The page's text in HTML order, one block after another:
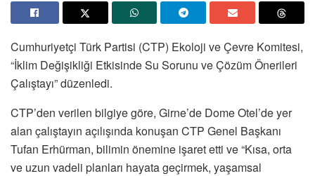
Cumhuriyetçi Türk Partisi (CTP) Ekoloji ve Çevre Komitesi,
“İklim Değişikliği Etkisinde Su Sorunu ve Çözüm Önerileri
Çalıştayı” düzenledi.
CTP’den verilen bilgiye göre, Girne’de Dome Otel’de yer
alan çalıştayın açılışında konuşan CTP Genel Başkanı
Tufan Erhürman, bilimin önemine işaret etti ve “Kısa, orta
ve uzun vadeli planları hayata geçirmek, yaşamsal